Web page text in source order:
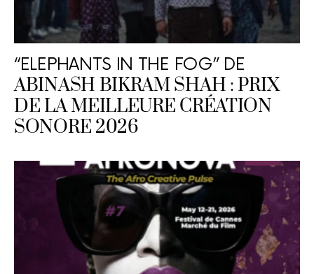
“ELEPHANTS IN THE FOG” DE
ABINASH BIKRAM SHAH : PRIX
DE LA MEILLEURE CRÉATION
SONORE 2026